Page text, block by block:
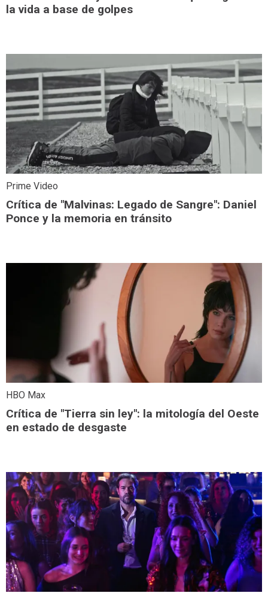
la vida a base de golpes
Prime Video
Crítica de "Malvinas: Legado de Sangre": Daniel
Ponce y la memoria en tránsito
HBO Max
Crítica de "Tierra sin ley": la mitología del Oeste
en estado de desgaste